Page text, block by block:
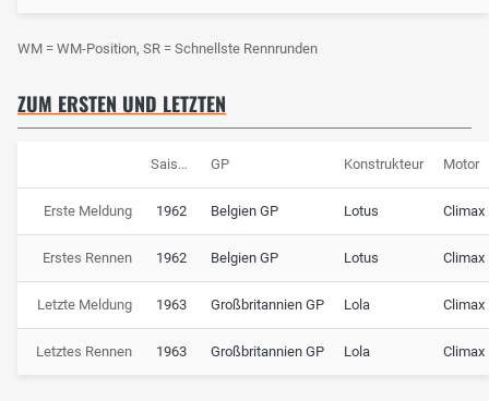
WM = WM-Position, SR = Schnellste Rennrunden
ZUM ERSTEN UND LETZTEN
Saison GP Konstrukteur Motor
Erste Meldung 1962 Belgien GP Lotus Climax
Erstes Rennen 1962 Belgien GP Lotus Climax
Letzte Meldung 1963 Großbritannien GP Lola Climax
Letztes Rennen 1963 Großbritannien GP Lola Climax